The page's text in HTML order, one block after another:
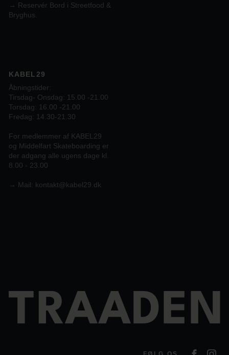
→ Reservér Bord i Streetfood &
Bryghus.
KABEL29
Åbningstider:
Tirsdag- Onsdag: 15.00 -21.00
Torsdag: 16.00 -21.00
Fredag: 14.30-21.30
For medlemmer af KABEL29
og Middelfart Skateboarding er
der adgang alle ugens dage kl.
8.00 - 23.00
→ Mail: kontakt@kabel29.dk